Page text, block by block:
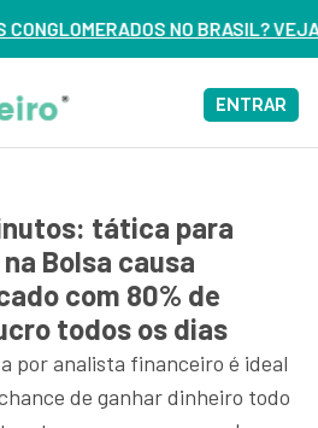
NO BRASIL? VEJA ERROS DE 3
ENTRAR
tática para
Bolsa causa
com 80% de
todos os dias
por analista financeiro é ideal
de ganhar dinheiro todo